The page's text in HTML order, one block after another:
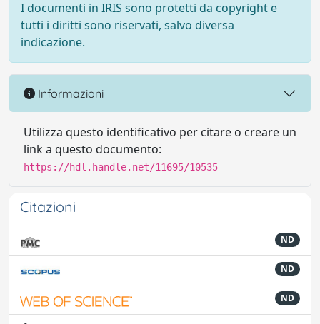
I documenti in IRIS sono protetti da copyright e
tutti i diritti sono riservati, salvo diversa
indicazione.
Informazioni
Utilizza questo identificativo per citare o creare un
link a questo documento:
https://hdl.handle.net/11695/10535
Citazioni
ND
ND
ND